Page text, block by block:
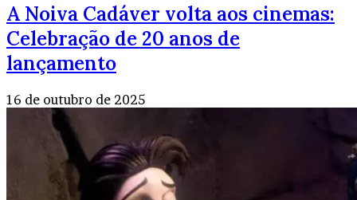
A Noiva Cadáver volta aos cinemas:
Celebração de 20 anos de
lançamento
16 de outubro de 2025